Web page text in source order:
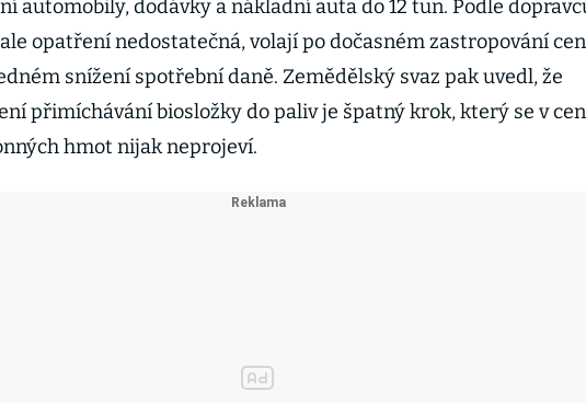
automobily, dodávky a nákladní auta do 12 tun. Podle
opatření nedostatečná, volají po dočasném zastropování
snížení spotřební daně. Zemědělský svaz pak uvedl, že
přimíchávání biosložky do paliv je špatný krok, který se v
hmot nijak neprojeví.